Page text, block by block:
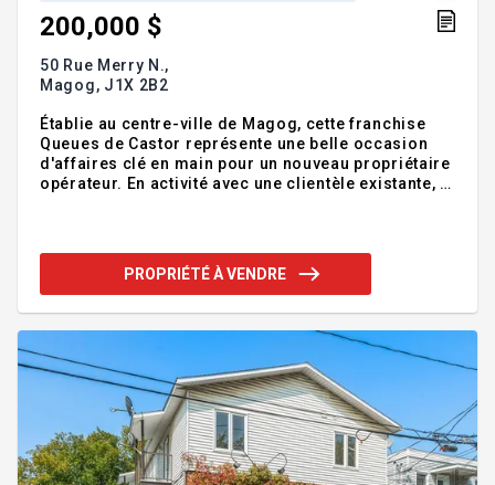
200,000 $
50 Rue Merry N.,
Magog, J1X 2B2
Établie au centre-ville de Magog, cette franchise
Queues de Castor représente une belle occasion
d'affaires clé en main pour un nouveau propriétaire
opérateur. En activité avec une clientèle existante, le
un concept éprouvé, cette bannière reconnue
constitue une opportunité idéale pour un
ville de Magog, cette franchise Queues de Castor
représent
PROPRIÉTÉ À VENDRE